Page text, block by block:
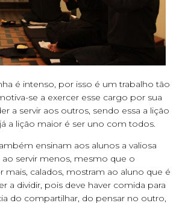
é intenso, por isso é um trabalho tão
se a exercer esse cargo por sua
a servir aos outros, sendo essa a lição
a lição maior é ser uno com todos.
ensinam aos alunos a valiosa
servir menos, mesmo que o
mais, calados, mostram ao aluno que é
a dividir, pois deve haver comida para
do compartilhar, do pensar no outro,